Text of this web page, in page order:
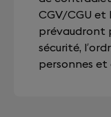
CGV/CGU et
prévaudront
sécurité,
personnes et